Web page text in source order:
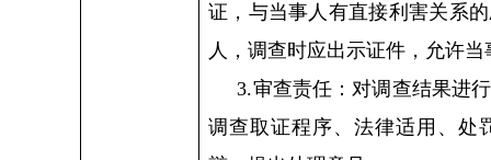
证，与当事人有直接利害关系
人，调查时应出示证件，允许
3.审查责任：对调查结果进
调查取证程序、法律适用、处